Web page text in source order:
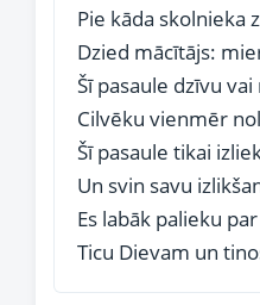
Pie kāda skolnieka
Dzied mācītājs:
Šī pasaule dzīvu
Cilvēku vienmēr
Šī pasaule tikai
Un svin savu
Es labāk palieku
Ticu Dievam un